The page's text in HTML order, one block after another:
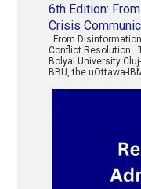
6th Edition:
Crisis
From
Conflict Resolution
Bolyai University
BBU, the uOttawa-